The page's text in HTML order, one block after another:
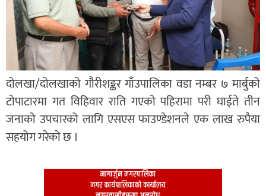
दोलखा/दोलखाको गौरीशङ्कर गाँउपालिका वडा नम्बर ७ मार्बुको
टोपाटारमा गत विहिवार राति गएको पहिरामा परी घाईते तीन
जनाको उपचारको लागि एसएस फाउण्डेशनले एक लाख रुपैया
सहयोग गरेको छ ।